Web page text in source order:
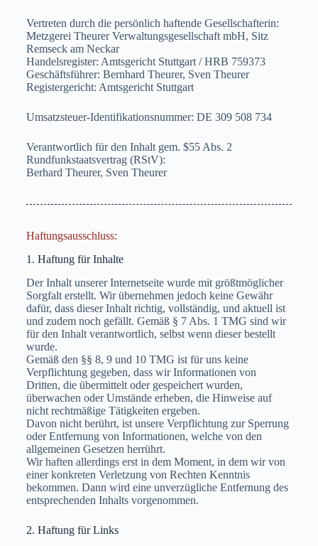
Vertreten durch die persönlich haftende Gesellschafterin:
Metzgerei Theurer Verwaltungsgesellschaft mbH, Sitz
Remseck am Neckar
Handelsregister: Amtsgericht Stuttgart / HRB 759373
Geschäftsführer: Bernhard Theurer, Sven Theurer
Registergericht: Amtsgericht Stuttgart
Umsatzsteuer-Identifikationsnummer: DE 309 508 734
Verantwortlich für den Inhalt gem. $55 Abs. 2
Rundfunkstaatsvertrag (RStV):
Berhard Theurer, Sven Theurer
Haftungsausschluss:
1. Haftung für Inhalte
Der Inhalt unserer Internetseite wurde mit größtmöglicher
Sorgfalt erstellt. Wir übernehmen jedoch keine Gewähr
dafür, dass dieser Inhalt richtig, vollständig, und aktuell ist
und zudem noch gefällt. Gemäß § 7 Abs. 1 TMG sind wir
für den Inhalt verantwortlich, selbst wenn dieser bestellt
wurde.
Gemäß den §§ 8, 9 und 10 TMG ist für uns keine
Verpflichtung gegeben, dass wir Informationen von
Dritten, die übermittelt oder gespeichert wurden,
überwachen oder Umstände erheben, die Hinweise auf
nicht rechtmäßige Tätigkeiten ergeben.
Davon nicht berührt, ist unsere Verpflichtung zur Sperrung
oder Entfernung von Informationen, welche von den
allgemeinen Gesetzen herrührt.
Wir haften allerdings erst in dem Moment, in dem wir von
einer konkreten Verletzung von Rechten Kenntnis
bekommen. Dann wird eine unverzügliche Entfernung des
entsprechenden Inhalts vorgenommen.
2. Haftung für Links